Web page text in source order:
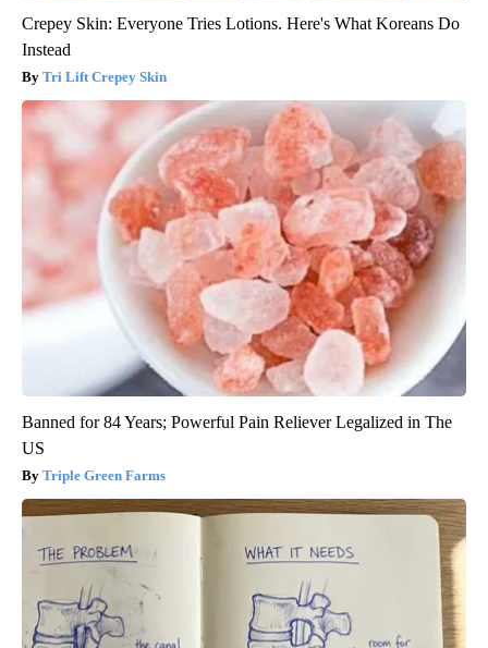
Crepey Skin: Everyone Tries Lotions. Here's What Koreans Do
Instead
Tri Lift Crepey Skin
Banned for 84 Years; Powerful Pain Reliever Legalized in The
US
Triple Green Farms